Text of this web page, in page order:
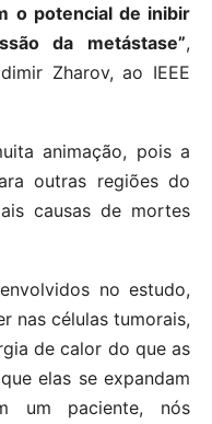
o potencial de inibir
da metástase”,
Zharov, ao IEEE
animação, pois a
outras regiões do
causas de mortes
no estudo,
nas células tumorais,
de calor do que as
elas se expandam
um paciente, nós